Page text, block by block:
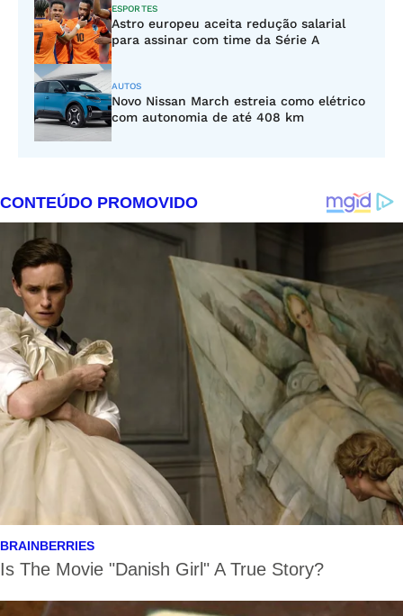
ESPORTES
Astro europeu aceita redução salarial
para assinar com time da Série A
AUTOS
Novo Nissan March estreia como elétrico
com autonomia de até 408 km